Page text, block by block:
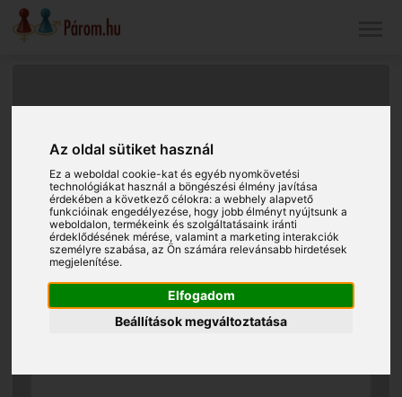
Az oldal sütiket használ
Ez a weboldal cookie-kat és egyéb nyomkövetési
technológiákat használ a böngészési élmény javítása
érdekében a következő célokra:a webhely alapvető
funkcióinak engedélyezése, hogy jobb élményt nyújtsunk a
weboldalon,termékeink és szolgáltatásaink iránti
érdeklődésének mérése, valamint a marketing interakciók
személyre szabása,az Ön számára relevánsabb hirdetések
megjelenítése.
Elfogadom
Beállítások megváltoztatása